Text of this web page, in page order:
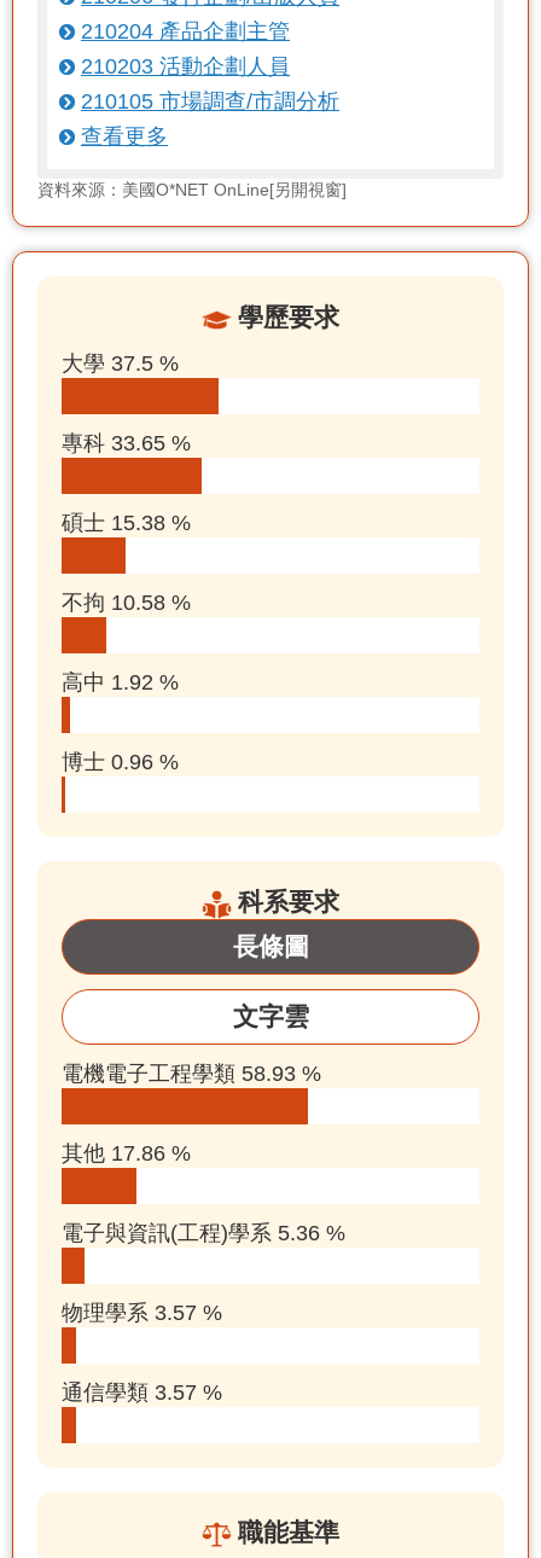
210204 產品企劃主管
210203 活動企劃人員
210105 市場調查/市調分析
查看更多
資料來源：美國O*NET OnLine[另開視窗]
學歷要求
大學 37.5 %
專科 33.65 %
碩士 15.38 %
不拘 10.58 %
高中 1.92 %
博士 0.96 %
科系要求
長條圖
文字雲
電機電子工程學類 58.93 %
其他 17.86 %
電子與資訊(工程)學系 5.36 %
物理學系 3.57 %
通信學類 3.57 %
職能基準